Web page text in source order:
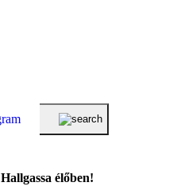
Hallgassa élőben!